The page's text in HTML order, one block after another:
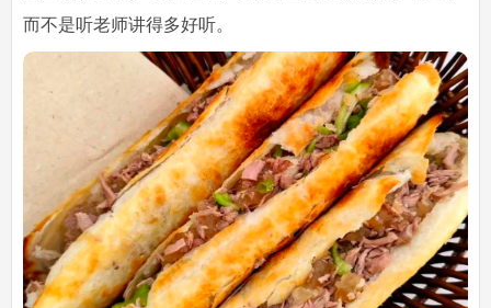
而不是听老师讲得多好听。